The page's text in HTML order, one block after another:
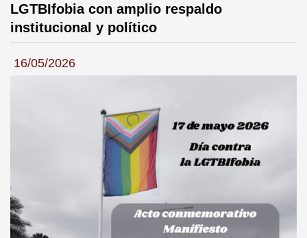
LGTBIfobia con amplio respaldo
institucional y político
16/05/2026